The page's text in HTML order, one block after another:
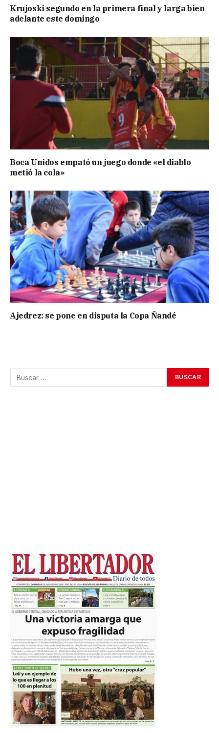
Krujoski segundo en la primera final y larga bien
adelante este domingo
Boca Unidos empató un juego donde «el diablo
metió la cola»
Ajedrez: se pone en disputa la Copa Ñandé